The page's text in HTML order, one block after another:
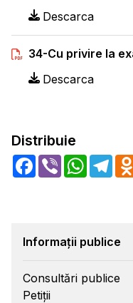
Descarca
34-Cu privire la
Descarca
Distribuie
Facebook
Viber
Informații publice
Consultări publice
Petiții